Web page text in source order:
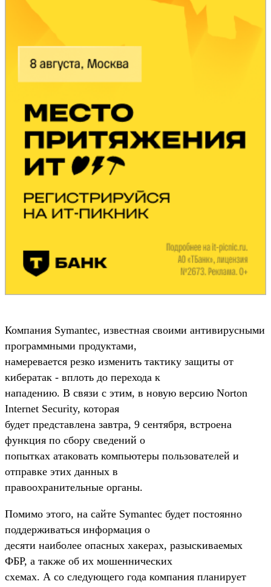
Компания Symantec, известная своими антивирусными
программными продуктами,
намеревается резко изменить тактику защиты от
кибератак - вплоть до перехода к
нападению. В связи с этим, в новую версию Norton
Internet Security, которая
будет представлена завтра, 9 сентября, встроена
функция по сбору сведений о
попытках атаковать компьютеры пользователей и
отправке этих данных в
правоохранительные органы.
Помимо этого, на сайте Symantec будет постоянно
поддерживаться информация о
десяти наиболее опасных хакерах, разыскиваемых
ФБР, а также об их мошеннических
схемах. А со следующего года компания планирует